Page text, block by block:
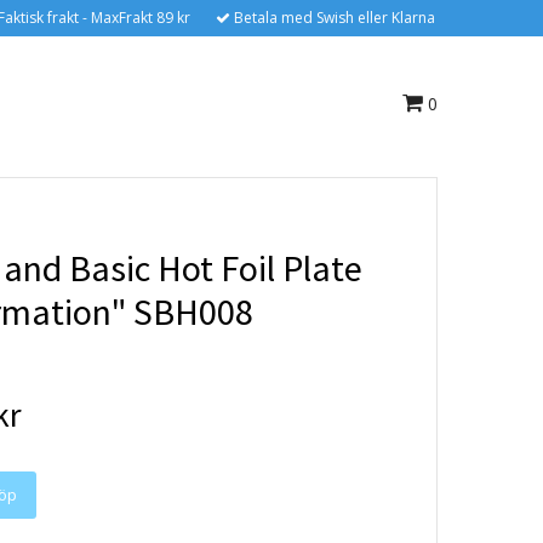
frakt - MaxFrakt 89 kr Betala med Swish eller Klarna
0
Basic Hot Foil Plate
SBH008